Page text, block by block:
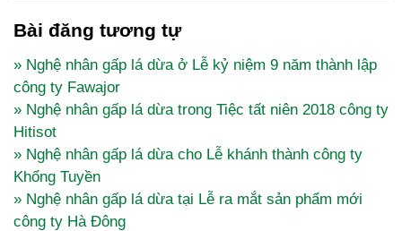
Bài đăng tương tự
» Nghệ nhân gấp lá dừa ở Lễ kỷ niệm 9 năm thành lập
công ty Fawajor
» Nghệ nhân gấp lá dừa trong Tiệc tất niên 2018 công ty
Hitisot
» Nghệ nhân gấp lá dừa cho Lễ khánh thành công ty
Khổng Tuyền
» Nghệ nhân gấp lá dừa tại Lễ ra mắt sản phẩm mới
công ty Hà Đông